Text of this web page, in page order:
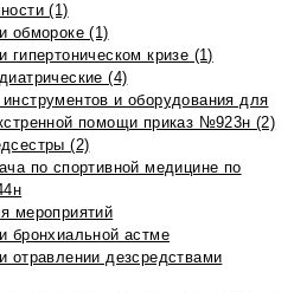
(1)
обмороке (1)
гипертоническом кризе (1)
(4)
и оборудования для
помощи приказ №923н (2)
(2)
по спортивной медицине по
мероприятий
бронхиальной астме
отравлении дезсредствами